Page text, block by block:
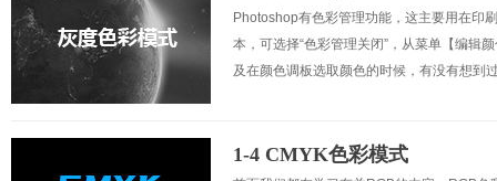
Photoshop有色彩管理功能，这主要用在印
本，可选择“色彩管理关闭”，从菜单【编辑
及在颜色调板选取颜色的时候，有没有想到
1-4 CMYK色彩模式